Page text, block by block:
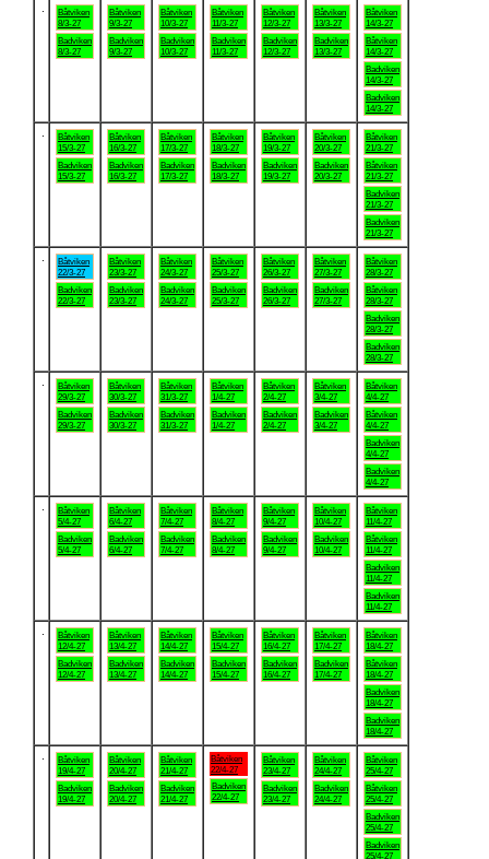
Båtviken
8/3-27
Badviken
8/3-27
Båtviken
9/3-27
Badviken
9/3-27
Båtviken
10/3-27
Badviken
10/3-27
Båtviken
11/3-27
Badviken
11/3-27
Båtviken
12/3-27
Badviken
12/3-27
Båtviken
13/3-27
Badviken
13/3-27
Båtviken
14/3-27
Båtviken
14/3-27
Badviken
14/3-27
Badviken
14/3-27
Båtviken
15/3-27
Badviken
15/3-27
Båtviken
16/3-27
Badviken
16/3-27
Båtviken
17/3-27
Badviken
17/3-27
Båtviken
18/3-27
Badviken
18/3-27
Båtviken
19/3-27
Badviken
19/3-27
Båtviken
20/3-27
Badviken
20/3-27
Båtviken
21/3-27
Båtviken
21/3-27
Badviken
21/3-27
Badviken
21/3-27
Båtviken
22/3-27
Badviken
22/3-27
Båtviken
23/3-27
Badviken
23/3-27
Båtviken
24/3-27
Badviken
24/3-27
Båtviken
25/3-27
Badviken
25/3-27
Båtviken
26/3-27
Badviken
26/3-27
Båtviken
27/3-27
Badviken
27/3-27
Båtviken
28/3-27
Båtviken
28/3-27
Badviken
28/3-27
Badviken
28/3-27
Båtviken
29/3-27
Badviken
29/3-27
Båtviken
30/3-27
Badviken
30/3-27
Båtviken
31/3-27
Badviken
31/3-27
Båtviken
1/4-27
Badviken
1/4-27
Båtviken
2/4-27
Badviken
2/4-27
Båtviken
3/4-27
Badviken
3/4-27
Båtviken
4/4-27
Båtviken
4/4-27
Badviken
4/4-27
Badviken
4/4-27
Båtviken
5/4-27
Badviken
5/4-27
Båtviken
6/4-27
Badviken
6/4-27
Båtviken
7/4-27
Badviken
7/4-27
Båtviken
8/4-27
Badviken
8/4-27
Båtviken
9/4-27
Badviken
9/4-27
Båtviken
10/4-27
Badviken
10/4-27
Båtviken
11/4-27
Båtviken
11/4-27
Badviken
11/4-27
Badviken
11/4-27
Båtviken
12/4-27
Badviken
12/4-27
Båtviken
13/4-27
Badviken
13/4-27
Båtviken
14/4-27
Badviken
14/4-27
Båtviken
15/4-27
Badviken
15/4-27
Båtviken
16/4-27
Badviken
16/4-27
Båtviken
17/4-27
Badviken
17/4-27
Båtviken
18/4-27
Båtviken
18/4-27
Badviken
18/4-27
Badviken
18/4-27
Båtviken
19/4-27
Badviken
19/4-27
Båtviken
20/4-27
Badviken
20/4-27
Båtviken
21/4-27
Badviken
21/4-27
Båtviken
22/4-27
Badviken
22/4-27
Båtviken
23/4-27
Badviken
23/4-27
Båtviken
24/4-27
Badviken
24/4-27
Båtviken
25/4-27
Båtviken
25/4-27
Badviken
25/4-27
Badviken
25/4-27